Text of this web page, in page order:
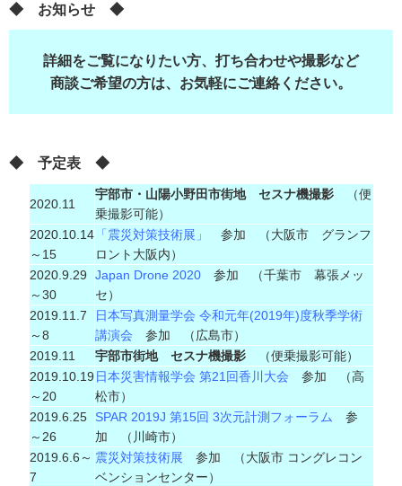
◆ お知らせ ◆
詳細をご覧になりたい方、 打ち合わせや撮影など
商談ご希望の方は、お気軽にご連絡ください。
◆ 予定表 ◆
2020.11
宇部市・山陽小野田市街地 セスナ機撮影（便
乗撮影可能）
2020.10.14
～15
「震災対策技術展」
参加 （大阪市 グランフ
ロント大阪内）
2020.9.29
～30
Japan Drone 2020参加 （千葉市 幕張メッ
セ）
2019.11.7
～8
日本写真測量学会 令和元年(2019年)度秋季学術
講演会 参加 （広島市）
2019.11
宇部市街地 セスナ機撮影（便乗撮影可能）
2019.10.19
～20
日本災害情報学会 第21回香川大会 参加 （高
松市）
2019.6.25
～26
SPAR 2019J 第15回 3次元計測フォーラム 参
加 （川崎市）
2019.6.6～
7
震災対策技術展 参加 （大阪市 コングレコン
ベンションセンター）